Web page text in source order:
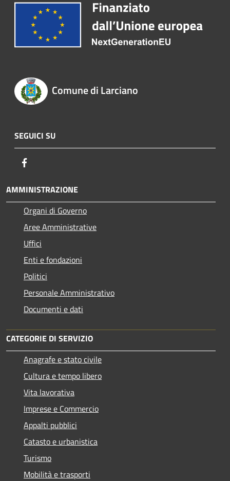
Comune di Larciano
SEGUICI SU
AMMINISTRAZIONE
Organi di Governo
Aree Amministrative
Uffici
Enti e fondazioni
Politici
Personale Amministrativo
Documenti e dati
CATEGORIE DI SERVIZIO
Anagrafe e stato civile
Cultura e tempo libero
Vita lavorativa
Imprese e Commercio
Appalti pubblici
Catasto e urbanistica
Turismo
Mobilità e trasporti